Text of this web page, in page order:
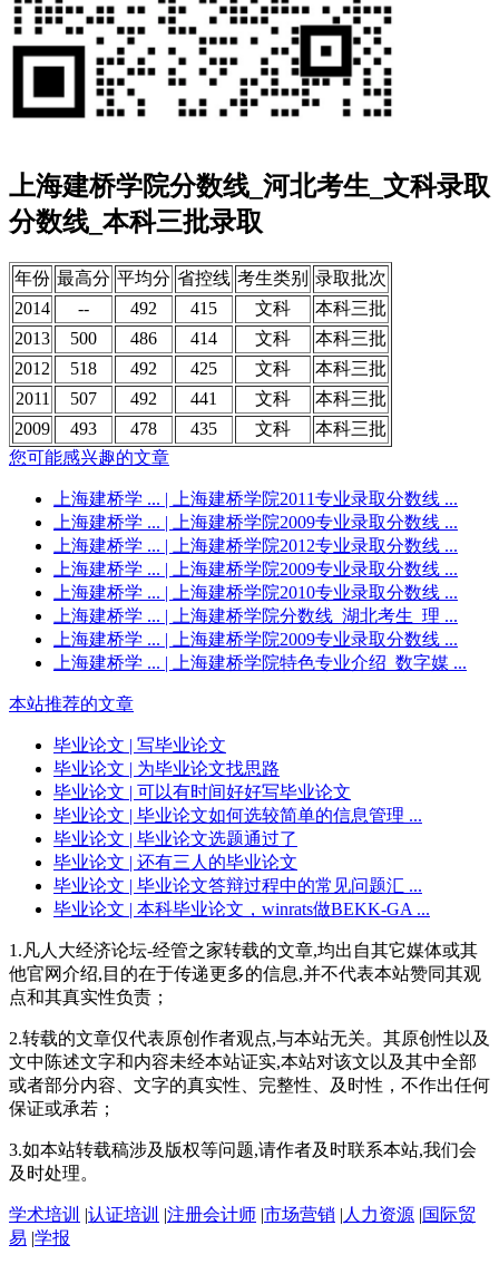
上海建桥学院分数线_河北考生_文科录取
分数线_本科三批录取
年份 最高分 平均分 省控线 考生类别 录取批次
2014
-- 492 415 文科
本科三批
2013
500 486 414 文科
本科三批
2012
518 492 425 文科
本科三批
2011
507 492 441 文科
本科三批
2009
493 478 435 文科
本科三批
您可能感兴趣的文章
上海建桥学 ... | 上海建桥学院2011专业录取分数线 ...
上海建桥学 ... | 上海建桥学院2009专业录取分数线 ...
上海建桥学 ... | 上海建桥学院2012专业录取分数线 ...
上海建桥学 ... | 上海建桥学院2009专业录取分数线 ...
上海建桥学 ... | 上海建桥学院2010专业录取分数线 ...
上海建桥学 ... | 上海建桥学院分数线_湖北考生_理 ...
上海建桥学 ... | 上海建桥学院2009专业录取分数线 ...
上海建桥学 ... | 上海建桥学院特色专业介绍_数字媒 ...
本站推荐的文章
毕业论文 | 写毕业论文
毕业论文 | 为毕业论文找思路
毕业论文 | 可以有时间好好写毕业论文
毕业论文 | 毕业论文如何选较简单的信息管理 ...
毕业论文 | 毕业论文选题通过了
毕业论文 | 还有三人的毕业论文
毕业论文 | 毕业论文答辩过程中的常见问题汇 ...
毕业论文 | 本科毕业论文，winrats做BEKK-GA ...
1.凡人大经济论坛-经管之家转载的文章,均出自其它媒体或其
他官网介绍,目的在于传递更多的信息,并不代表本站赞同其观
点和其真实性负责；
2.转载的文章仅代表原创作者观点,与本站无关。其原创性以及
文中陈述文字和内容未经本站证实,本站对该文以及其中全部
或者部分内容、文字的真实性、完整性、及时性，不作出任何
保证或承若；
3.如本站转载稿涉及版权等问题,请作者及时联系本站,我们会
及时处理。
学术培训 |认证培训 |注册会计师 |市场营销 | 人力资源 |国际贸
易 |学报